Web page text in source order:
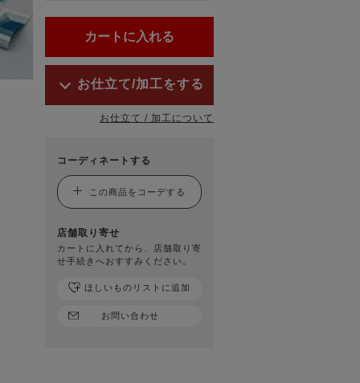
お仕立て/加工をする
お仕立て / 加工について
コーディネートする
この商品をコーデする
店舗取り寄せ
カートに入れてから、店舗取り寄
せ手続きへおすすみください。
お問い合わせ
ほしいものリストに追加